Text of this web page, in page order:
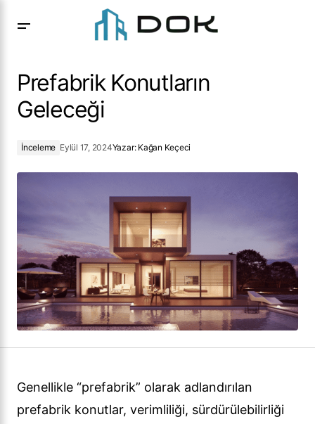
Prefabrik Konutların
Geleceği
İnceleme Eylül 17, 2024Yazar: Kağan Keçeci
Genellikle “prefabrik” olarak adlandırılan
prefabrik konutlar, verimliliği, sürdürülebilirliği